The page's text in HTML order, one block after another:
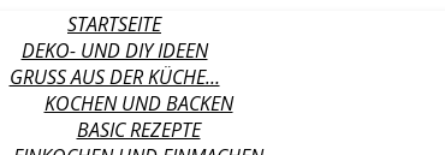
STARTSEITE
DEKO- UND DIY IDEEN
GRUSS AUS DER KÜCHE…
KOCHEN UND BACKEN
BASIC REZEPTE